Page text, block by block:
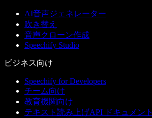
AI音声ジェネレーター
吹き替え
音声クローン作成
Speechify Studio
ビジネス向け
Speechify for Developers
チーム向け
教育機関向け
テキスト読み上げAPI ドキュメント